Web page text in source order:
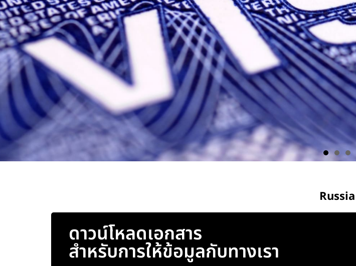
Russia
ดาวน์โหลดเอกสาร
สำหรับการให้ข้อมูลกับทางเรา